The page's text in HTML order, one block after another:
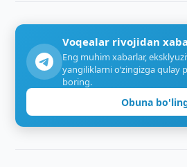
Voqealar rivojidan
Eng muhim xabarlar,
yangiliklarni o‘zingizga qulay
boring.
Obuna